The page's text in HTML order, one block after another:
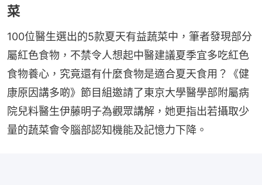
菜
100位醫生選出的5款夏天有益蔬菜中，筆者發現部分
屬紅色食物，不禁令人想起中醫建議夏季宜多吃紅色
食物養心，究竟還有什麼食物是適合夏天食用？《健
康原因講多啲》節目組邀請了東京大學醫學部附屬病
院兒料醫生伊藤明子為觀眾講解，她更指出若攝取少
量的蔬菜會令腦部認知機能及記憶力下降。